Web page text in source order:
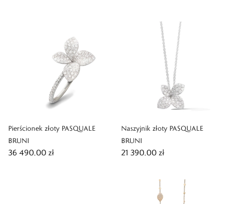
Pierścionek złoty PASQUALE
BRUNI
36 490,00 zł
Naszyjnik złoty PASQUALE
BRUNI
21 390,00 zł